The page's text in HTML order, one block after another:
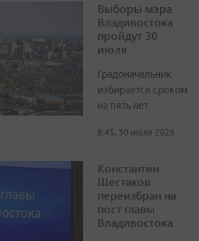
Выборы мэра
Владивостока
пройдут 30
июля
Градоначальник
избирается сроком
на пять лет
8:45, 30 июля 2026
Константин
Шестаков
переизбран на
пост главы
Владивостока